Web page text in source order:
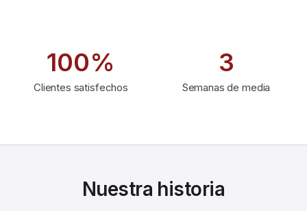
100%
Clientes satisfechos
3
Semanas de media
Nuestra historia